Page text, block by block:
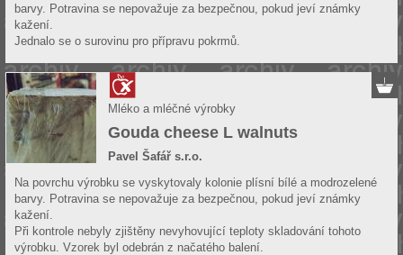
barvy. Potravina se nepovažuje za bezpečnou, pokud jeví známky
kažení.
Jednalo se o surovinu pro přípravu pokrmů.
Mléko a mléčné výrobky
Gouda cheese L walnuts
Pavel Šafář s.r.o.
Na povrchu výrobku se vyskytovaly kolonie plísní bílé a modrozelené
barvy. Potravina se nepovažuje za bezpečnou, pokud jeví známky
kažení.
Při kontrole nebyly zjištěny nevyhovující teploty skladování tohoto
výrobku. Vzorek byl odebrán z načatého balení.